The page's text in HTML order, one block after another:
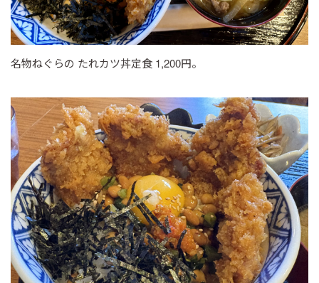
名物ねぐらの たれカツ丼定食 1,200円。